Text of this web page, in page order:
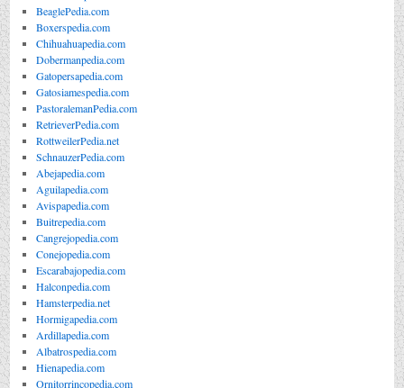
BeaglePedia.com
Boxerspedia.com
Chihuahuapedia.com
Dobermanpedia.com
Gatopersapedia.com
Gatosiamespedia.com
PastoralemanPedia.com
RetrieverPedia.com
RottweilerPedia.net
SchnauzerPedia.com
Abejapedia.com
Aguilapedia.com
Avispapedia.com
Buitrepedia.com
Cangrejopedia.com
Conejopedia.com
Escarabajopedia.com
Halconpedia.com
Hamsterpedia.net
Hormigapedia.com
Ardillapedia.com
Albatrospedia.com
Hienapedia.com
Ornitorrincopedia.com